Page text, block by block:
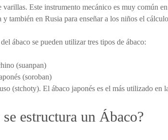
varillas. Este instrumento mecánico es muy común
también en Rusia para enseñar a los niños el
ábaco se pueden utilizar tres tipos de ábaco:
(suanpan)
(soroban)
(stchoty). El ábaco japonés es el más utilizado en
se estructura un Ábaco?